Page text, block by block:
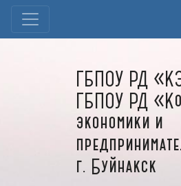
ГБПОУ РД
ГБПОУ РД
экономики и
г. Буйнакск